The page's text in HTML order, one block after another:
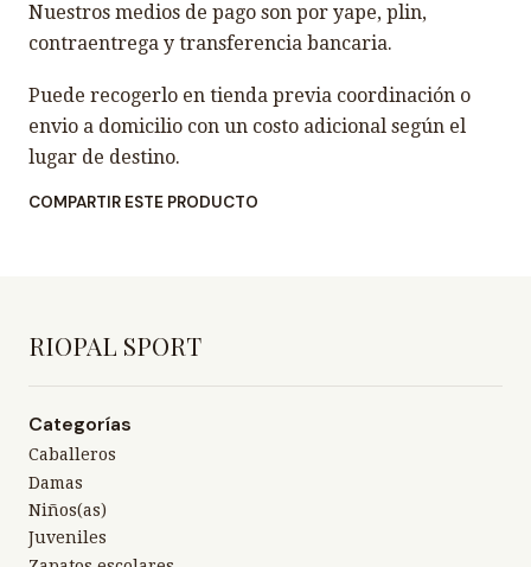
Nuestros medios de pago son por yape, plin,
contraentrega y transferencia bancaria.
Puede recogerlo en tienda previa coordinación o
envio a domicilio con un costo adicional según el
lugar de destino.
COMPARTIR ESTE PRODUCTO
RIOPAL SPORT
Categorías
Caballeros
Damas
Niños(as)
Juveniles